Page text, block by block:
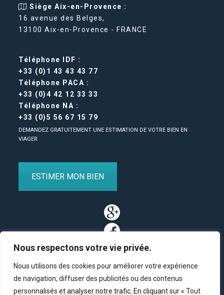
Nous respectons votre vie privée.
Nous utilisons des cookies pour améliorer votre expérience
de navigation, diffuser des publicités ou des contenus
personnalisés et analyser notre trafic. En cliquant sur « Tout
Siège Aix-en-Provence :
16 avenue des Belges,
13100 Aix-en-Provence - FRANCE
Téléphone IDF :
+33 (0)1 43 43 43 77
Téléphone PACA :
+33 (0)4 42 12 33 33
Téléphone NA :
+33 (0)5 56 67 15 79
DEMANDEZ GRATUITEMENT UNE ESTIMATION DE VOTRE BIEN EN
VIAGER
ESTIMER MON BIEN